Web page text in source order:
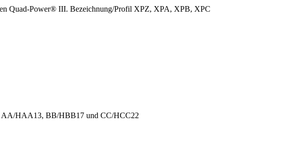
Quad-Power® III. Bezeichnung/Profil XPZ, XPA, XPB, XPC
AA/HAA13, BB/HBB17 und CC/HCC22